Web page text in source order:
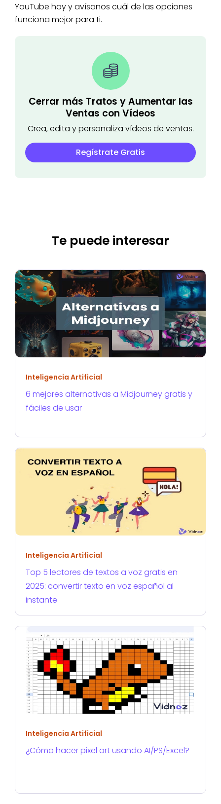
YouTube hoy y avísanos cuál de las opciones
funciona mejor para ti.
Cerrar más Tratos y Aumentar las
Ventas con Vídeos
Crea, edita y personaliza vídeos de ventas.
Regístrate Gratis
Te puede interesar
Inteligencia Artificial
6 mejores alternativas a Midjourney gratis y
fáciles de usar
Inteligencia Artificial
Top 5 lectores de textos a voz gratis en
2025: convertir texto en voz español al
instante
Inteligencia Artificial
¿Cómo hacer pixel art usando AI/PS/Excel?